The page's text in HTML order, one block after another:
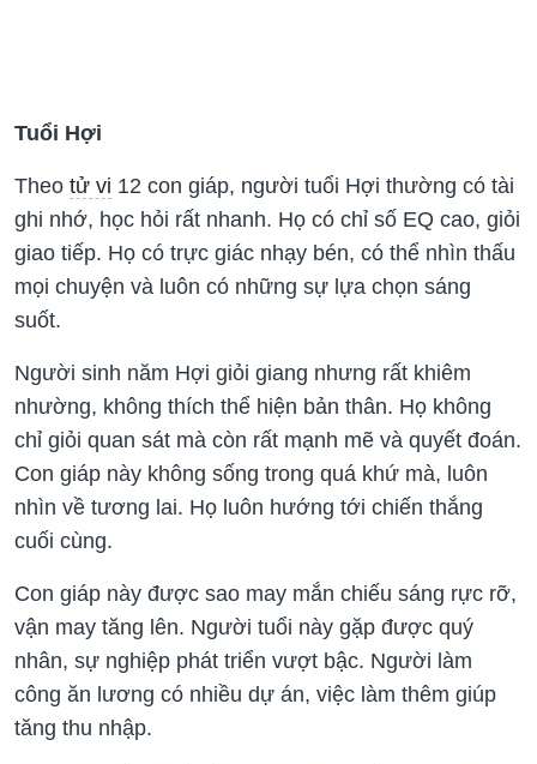
Tuổi Hợi
Theo tử vi 12 con giáp, người tuổi Hợi thường có tài
ghi nhớ, học hỏi rất nhanh. Họ có chỉ số EQ cao, giỏi
giao tiếp. Họ có trực giác nhạy bén, có thể nhìn thấu
mọi chuyện và luôn có những sự lựa chọn sáng
suốt.
Người sinh năm Hợi giỏi giang nhưng rất khiêm
nhường, không thích thể hiện bản thân. Họ không
chỉ giỏi quan sát mà còn rất mạnh mẽ và quyết đoán.
Con giáp này không sống trong quá khứ mà, luôn
nhìn về tương lai. Họ luôn hướng tới chiến thắng
cuối cùng.
Con giáp này được sao may mắn chiếu sáng rực rỡ,
vận may tăng lên. Người tuổi này gặp được quý
nhân, sự nghiệp phát triển vượt bậc. Người làm
công ăn lương có nhiều dự án, việc làm thêm giúp
tăng thu nhập.